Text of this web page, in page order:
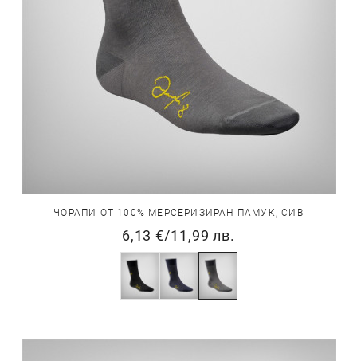
ЧОРАПИ ОТ 100% МЕРСЕРИЗИРАН ПАМУК, СИВ
6,13 €/11,99 лв.